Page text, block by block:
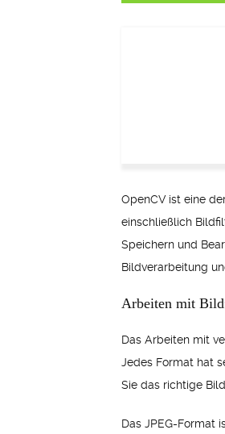
OpenCV ist eine
einschließlich
Speichern und
Bildverarbeitung
Arbeiten mit
Das Arbeiten mit
Jedes Format hat
Sie das richtige
Das JPEG-Format